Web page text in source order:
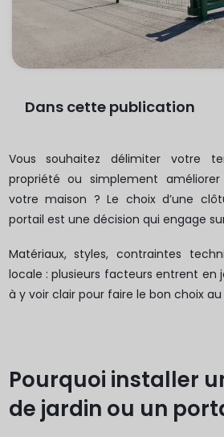
Dans cette publication
Vous souhaitez délimiter votre
propriété ou simplement améliorer
votre maison ? Le choix d’une
portail est une décision qui engage
Matériaux, styles, contraintes
locale : plusieurs facteurs entrent en
à y voir clair pour faire le bon choix
Pourquoi installer
de jardin ou un